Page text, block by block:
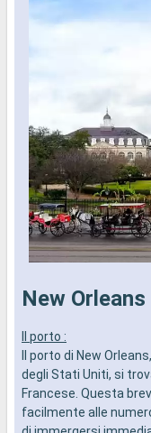
New Orleans
Il porto :
Il porto di New
degli Stati Uniti, si
Francese. Questa
facilmente alle